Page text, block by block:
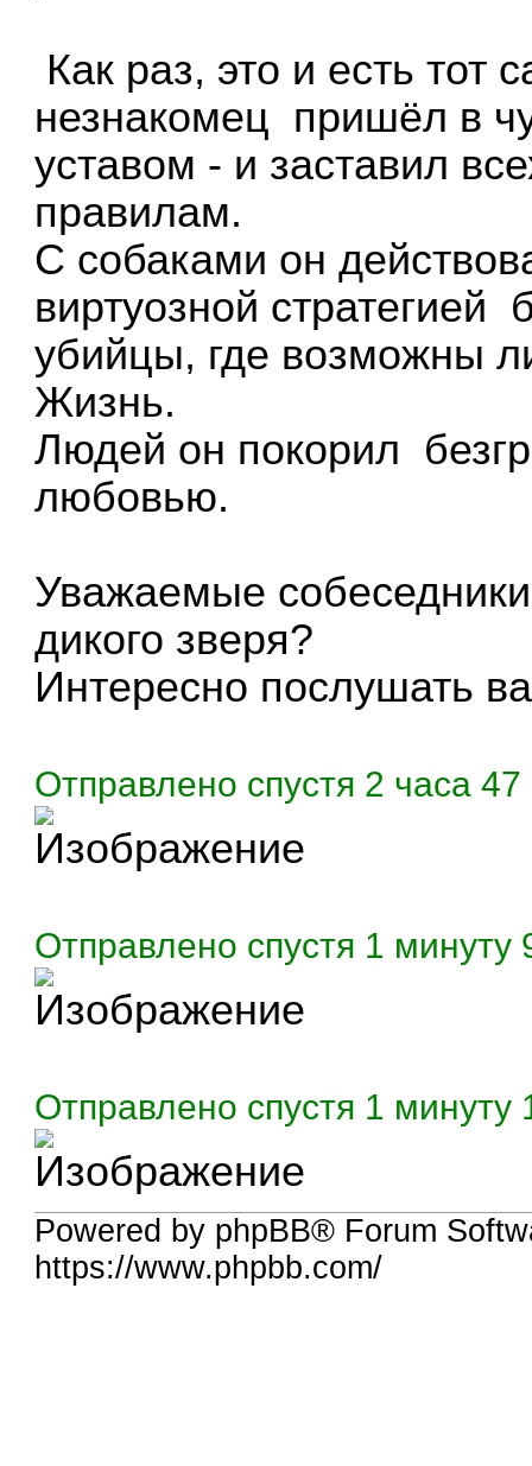
Как раз, это и есть тот
незнакомец пришёл в
уставом - и заставил
правилам.
С собаками он
виртуозной стратегией
убийцы, где возможны
Жизнь.
Людей он покорил
любовью.
Уважаемые
дикого зверя?
Интересно послушать
Отправлено спустя 2 часа
Отправлено спустя 1 минуту
Отправлено спустя 1 минуту
Powered by phpBB® Forum
https://www.phpbb.com/